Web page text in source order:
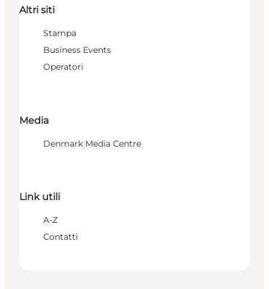
Altri siti
Stampa
Business Events
Operatori
Media
Denmark Media Centre
Link utili
A-Z
Contatti